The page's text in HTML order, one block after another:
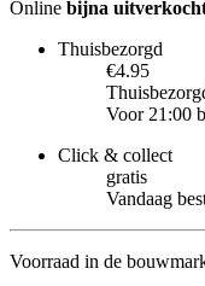
Online bijna
Thuisbezorgd
€4.95
Voor 21:00
Click & collect
gratis
Vandaag
Voorraad in de